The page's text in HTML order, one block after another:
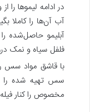
در ادامه لیموها
آب آن‌ها را کاملا
آبلیمو حاصل‌شده
فلفل سیاه و نمک
با قاشق مواد سس
سس تهیه شده را
مخصوص را کنار